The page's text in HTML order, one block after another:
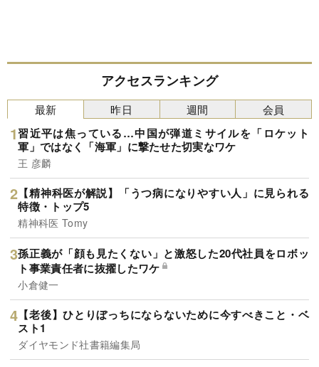
アクセスランキング
最新
習近平は焦っている…中国が弾道ミサイルを「ロケット
軍」ではなく「海軍」に撃たせた切実なワケ
王 彦麟
【精神科医が解説】「うつ病になりやすい人」に見られる
特徴・トップ5
精神科医 Tomy
孫正義が「顔も見たくない」と激怒した20代社員をロボッ
ト事業責任者に抜擢したワケ
小倉健一
【老後】ひとりぼっちにならないために今すべきこと・ベ
スト1
ダイヤモンド社書籍編集局
昨日 週間 会員